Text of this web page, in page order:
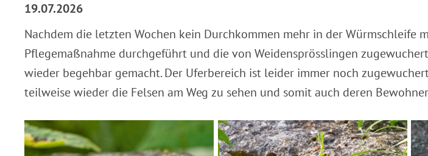
19.07.2026
Nachdem die letzten Wochen kein Durchkommen mehr in der Würmschleife
Pflegemaßnahme durchgeführt und die von Weidensprösslingen
wieder begehbar gemacht. Der Uferbereich ist leider immer noch
teilweise wieder die Felsen am Weg zu sehen und somit auch deren